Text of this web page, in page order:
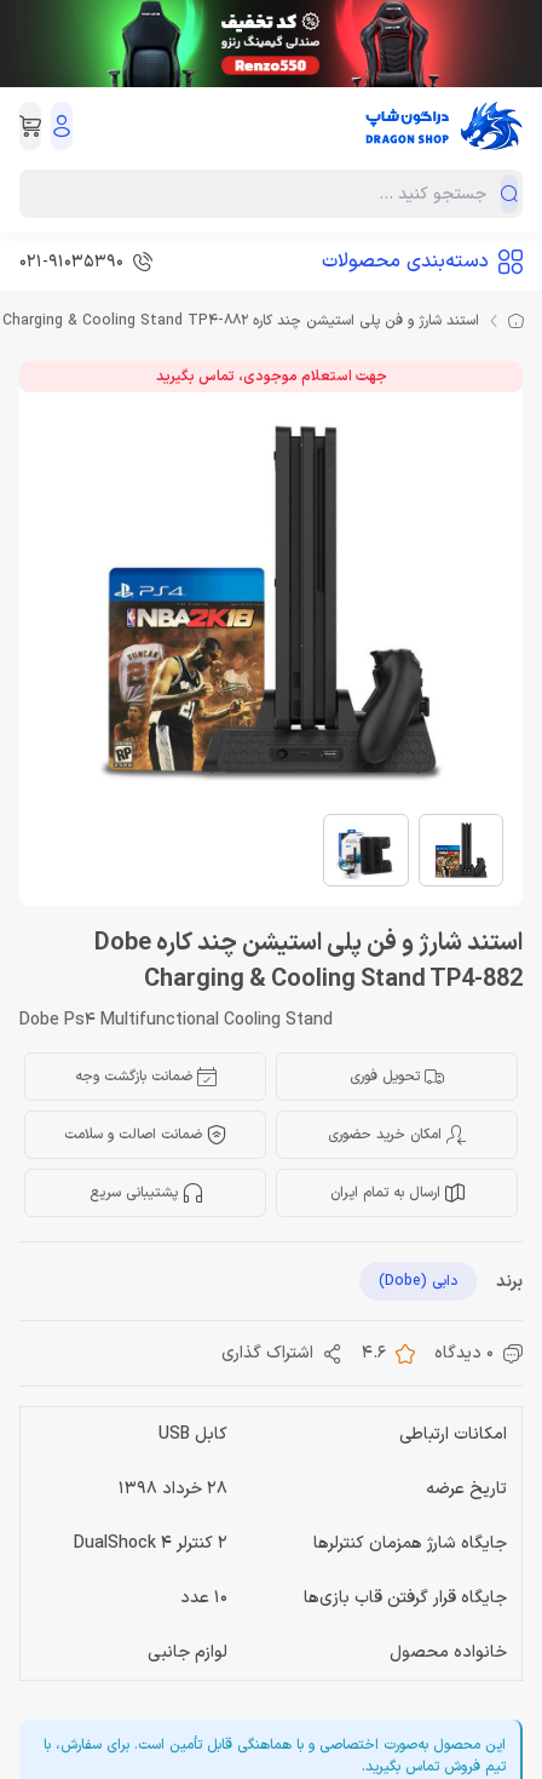
دسته‌بندی محصولات 021-91035390
استند شارژ و فن پلی استیشن چند کاره Dobe Charging & Cooling Stand TP4-882
جهت استعلام موجودی، تماس بگیرید
استند شارژ و فن پلی استیشن چند کاره Dobe
Charging & Cooling Stand TP4-882
Dobe Ps4 Multifunctional Cooling Stand
تحویل فوری ضمانت بازگشت وجه
امکان خرید حضوری ضمانت اصالت و سلامت
ارسال به تمام ایران پشتیبانی سریع
برند دابی (Dobe)
0 دیدگاه 4.6 اشتراک گذاری
امکانات ارتباطی کابل USB
تاریخ عرضه 28 خرداد 1398
جایگاه شارژ همزمان کنترلرها 2 کنترلر DualShock 4
جایگاه قرار گرفتن قاب بازی‌ها 10 عدد
خانواده محصول لوازم جانبی
این محصول به‌صورت اختصاصی و با هماهنگی قابل تأمین است. برای سفارش، با
تیم فروش تماس بگیرید.